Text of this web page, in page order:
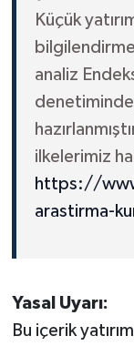
Küçük
analiz
ilkelerimiz
https://
arastirma-
Yasal Uyarı:
Bu içerik